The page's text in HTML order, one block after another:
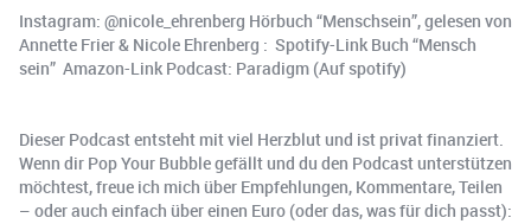
Instagram: @nicole_ehrenberg Hörbuch “Menschsein”, gelesen von
Annette Frier & Nicole Ehrenberg : Spotify-Link Buch “Mensch
sein” Amazon-Link Podcast: Paradigm (Auf spotify)
Dieser Podcast entsteht mit viel Herzblut und ist privat finanziert.
Wenn dir Pop Your Bubble gefällt und du den Podcast unterstützen
möchtest, freue ich mich über Empfehlungen, Kommentare, Teilen
– oder auch einfach über einen Euro (oder das, was für dich passt):